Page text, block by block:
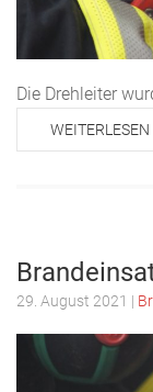
Die Drehleiter
WEITERLESEN
29. August 2021 |